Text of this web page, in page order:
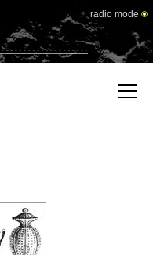
radio mode